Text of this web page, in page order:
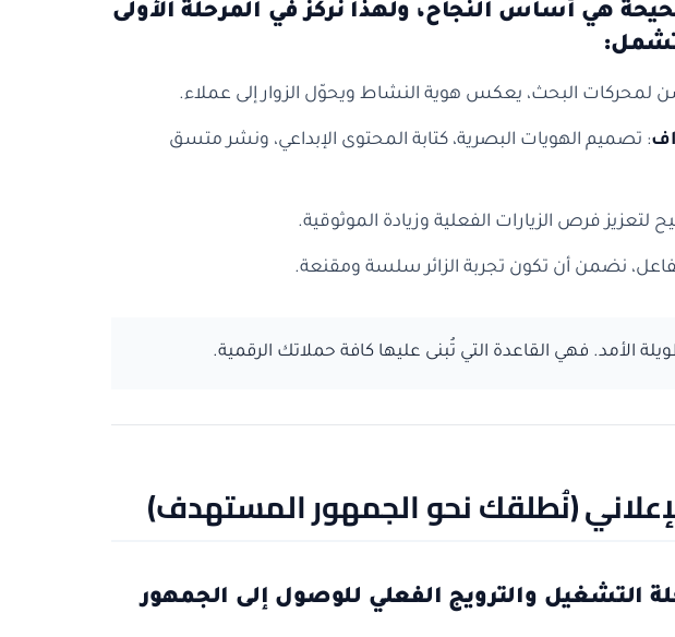
هي أساس النجاح، ولهذا نركّز في المرحلة الأولى
تشمل:
البحث، يعكس هوية النشاط ويحوّل الزوار إلى عملاء.
: تصميم الهويات البصرية، كتابة المحتوى الإبداعي، ونشر متسق
لتعزيز فرص الزيارات الفعلية وزيادة الموثوقية.
نضمن أن تكون تجربة الزائر سلسة ومقنعة.
الأمد. فهي القاعدة التي تُبنى عليها كافة حملاتك الرقمية.
(نُطلقك نحو الجمهور المستهدف)
التشغيل والترويج الفعلي للوصول إلى الجمهور